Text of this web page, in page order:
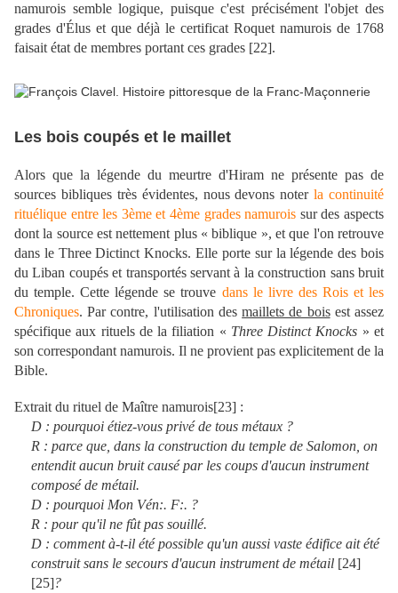
namurois semble logique, puisque c'est précisément l'objet des
grades d'Élus et que déjà le certificat Roquet namurois de 1768
faisait état de membres portant ces grades [22].
Les bois coupés et le maillet
Alors que la légende du meurtre d'Hiram ne présente pas de
sources bibliques très évidentes, nous devons noterla continuité
rituélique entre les 3ème et 4ème grades namurois sur des aspects
dont la source est nettement plus « biblique », et que l'on retrouve
dans le Three Dictinct Knocks. Elle porte sur la légende des bois
du Liban coupés et transportés servant à la construction sans bruit
du temple. Cette légende se trouve dans le livre des Rois et les
Chroniques. Par contre, l'utilisation desmaillets de boisest assez
spécifique aux rituels de la filiation « Three Distinct Knocks » et
son correspondant namurois. Il ne provient pas explicitement de la
Bible.
Extrait du rituel de Maître namurois[23] :
D : pourquoi étiez-vous privé de tous métaux ?
R : parce que, dans la construction du temple de Salomon, on
entendit aucun bruit causé par les coups d'aucun instrument
composé de métail.
D : pourquoi Mon Vén:. F:. ?
R : pour qu'il ne fût pas souillé.
D : comment à-t-il été possible qu'un aussi vaste édifice ait été
construit sans le secours d'aucun instrument de métail [24]
[25] ?